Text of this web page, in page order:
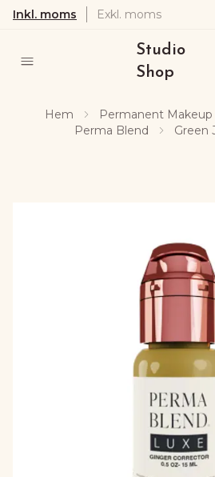
Inkl. moms Exkl. moms
Studio
Shop
Hem Permanent Makeup
Perma Blend
Green